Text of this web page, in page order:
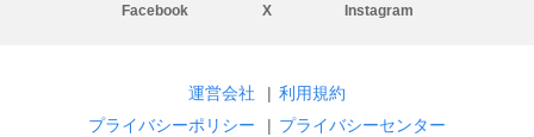
Facebook X Instagram
運営会社 | 利用規約
プライバシーポリシー
| プライバシーセンター